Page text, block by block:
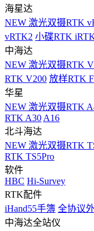
海星达
NEW 激光双摄RTK
vRTK2 小碟RTK
中海达
NEW 激光双摄RTK
RTK V200 放样RTK
华星
NEW 激光双摄RTK
RTK A30 A16
北斗海达
NEW 激光双摄RTK
RTK TS5Pro
软件
HBC Hi-Survey
RTK配件
iHand55手簿 全协议
中海达全站仪